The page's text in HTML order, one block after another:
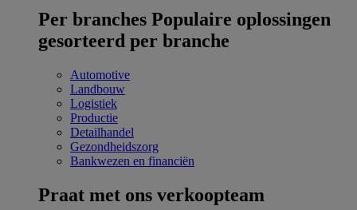
Per branches Populaire oplossingen
gesorteerd per branche
Automotive
Landbouw
Logistiek
Productie
Detailhandel
Gezondheidszorg
Bankwezen en financiën
Praat met ons verkoopteam